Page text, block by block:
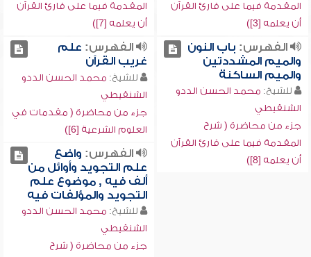
المقدمة فيما على قارئ القرآن
أن يعلمه [3])
المقدمة فيما على قارئ القرآن
أن يعلمه [7])
الفهرس: باب النون
والميم المشددتين
والميم الساكنة
للشيخ: محمد الحسن الددو
الشنقيطي
جزء من محاضرة ( شرح
المقدمة فيما على قارئ القرآن
أن يعلمه [8])
الفهرس: علم
غريب القرآن
للشيخ: محمد الحسن الددو
الشنقيطي
جزء من محاضرة ( مقدمات في
العلوم الشرعية [6])
الفهرس: واضع
علم التجويد وأوائل من
ألف فيه , موضوع علم
التجويد والمؤلفات فيه
للشيخ: محمد الحسن الددو
الشنقيطي
جزء من محاضرة ( شرح